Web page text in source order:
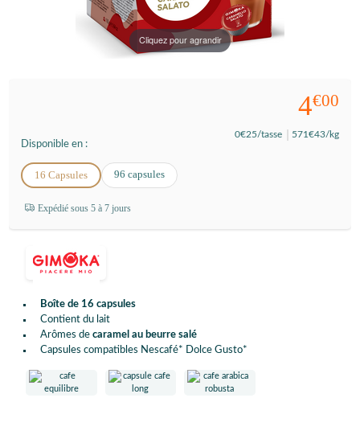
Cliquez pour agrandir
Boîte de 16 capsules
Contient du lait
Arômes de caramel au beurre salé
Capsules compatibles Nescafé* Dolce Gusto*
4€00
0€25/tasse 571€43/kg
Disponible en :
16 Capsules 96 capsules
Expédié sous 5 à 7 jours